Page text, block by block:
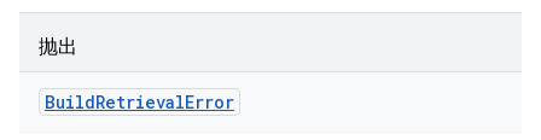
抛出
BuildRetrievalError